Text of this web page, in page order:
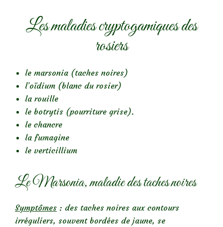
Les maladies cryptogamiques des
rosiers
le marsonia (taches noires)
l’oïdium (blanc du rosier)
la rouille
le botrytis (pourriture grise).
le chancre
la fumagine
le verticillium
Le Marsonia, maladie des taches noires
Symptômes : des taches noires aux contours
irréguliers, souvent bordées de jaune, se